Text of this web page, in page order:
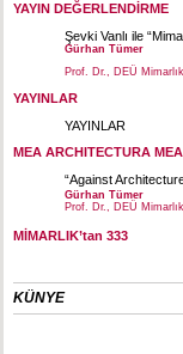
YAYIN DEĞERLENDİRME
Şevki Vanlı ile
Gürhan Tümer
Prof. Dr., DEÜ
YAYINLAR
YAYINLAR
MEA ARCHITECTURA
“Against
Gürhan Tümer
Prof. Dr., DEÜ
MİMARLIK’tan 333
KÜNYE